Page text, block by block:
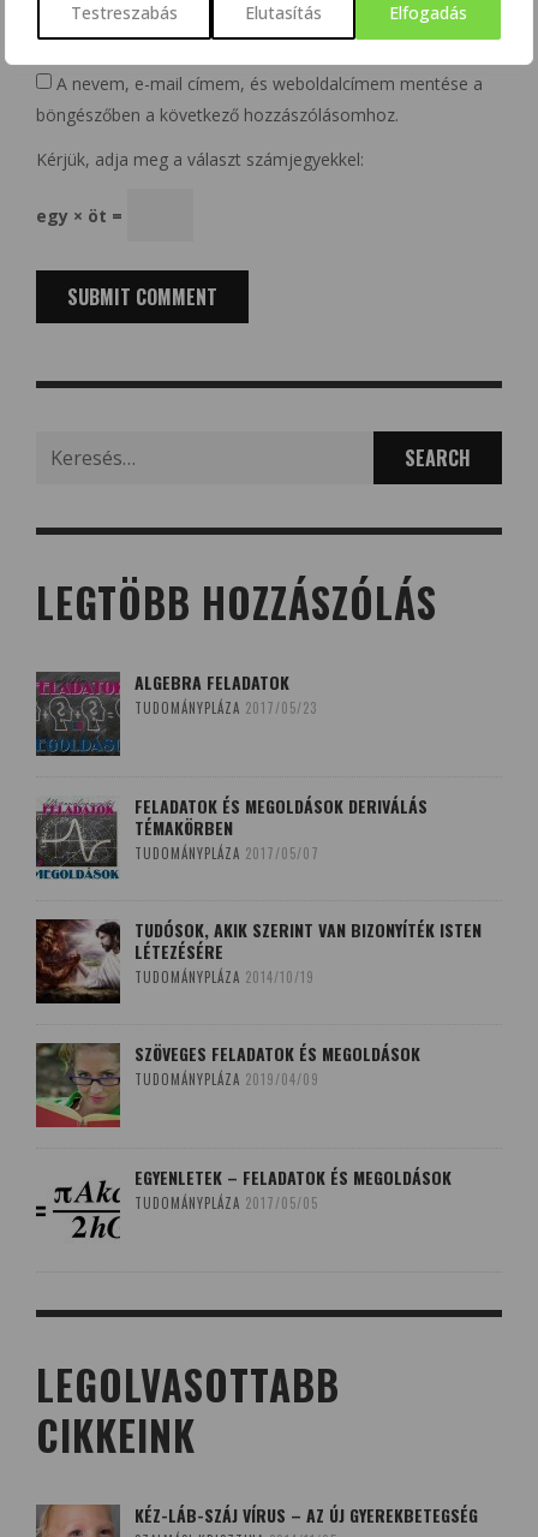
Testreszabás Elutasítás Elfogadás
A nevem, e-mail címem, és weboldalcímem mentése a
böngészőben a következő hozzászólásomhoz.
Kérjük, adja meg a választ számjegyekkel:
egy × öt =
for:
LEGTÖBB HOZZÁSZÓLÁS
ALGEBRA FELADATOK
TUDOMÁNYPLÁZA 2017/05/23
FELADATOK ÉS MEGOLDÁSOK DERIVÁLÁS
TÉMAKÖRBEN
TUDOMÁNYPLÁZA 2017/05/07
TUDÓSOK, AKIK SZERINT VAN BIZONYÍTÉK ISTEN
LÉTEZÉSÉRE
TUDOMÁNYPLÁZA 2014/10/19
SZÖVEGES FELADATOK ÉS MEGOLDÁSOK
TUDOMÁNYPLÁZA 2019/04/09
EGYENLETEK – FELADATOK ÉS MEGOLDÁSOK
TUDOMÁNYPLÁZA 2017/05/05
LEGOLVASOTTABB
CIKKEINK
KÉZ-LÁB-SZÁJ VÍRUS – AZ ÚJ GYEREKBETEGSÉG